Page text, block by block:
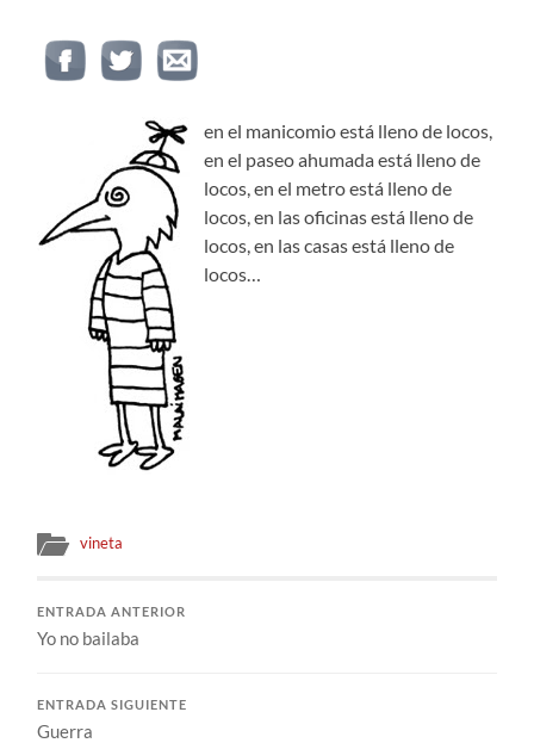
en el manicomio está lleno de locos,
en el paseo ahumada está lleno de
locos, en el metro está lleno de
locos, en las oficinas está lleno de
locos, en las casas está lleno de
locos…
vineta
ENTRADA ANTERIOR
Yo no bailaba
ENTRADA SIGUIENTE
Guerra